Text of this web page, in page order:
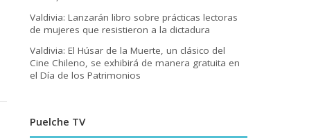
Valdivia: Lanzarán libro sobre prácticas lectoras
de mujeres que resistieron a la dictadura
Valdivia: El Húsar de la Muerte, un clásico del
Cine Chileno, se exhibirá de manera gratuita en
el Día de los Patrimonios
Puelche TV